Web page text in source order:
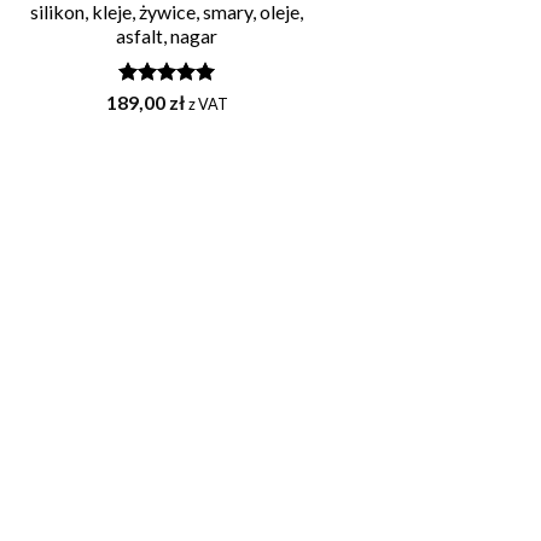
silikon, kleje, żywice, smary, oleje,
asfalt, nagar
Oceniono
189,00 złz VAT